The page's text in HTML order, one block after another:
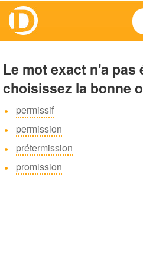
Le mot exact n'a pas
choisissez la bonne
permissif
permission
prétermission
promission